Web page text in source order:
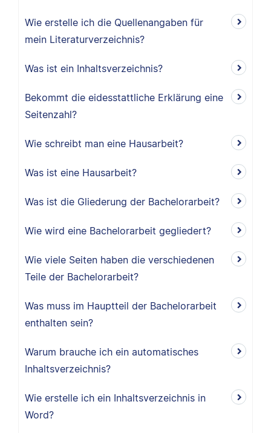
Wie erstelle ich die Quellenangaben für
mein Literaturverzeichnis?
Was ist ein Inhaltsverzeichnis?
Bekommt die eidesstattliche Erklärung eine
Seitenzahl?
Wie schreibt man eine Hausarbeit?
Was ist eine Hausarbeit?
Was ist die Gliederung der Bachelorarbeit?
Wie wird eine Bachelorarbeit gegliedert?
Wie viele Seiten haben die verschiedenen
Teile der Bachelorarbeit?
Was muss im Hauptteil der Bachelorarbeit
enthalten sein?
Warum brauche ich ein automatisches
Inhaltsverzeichnis?
Wie erstelle ich ein Inhaltsverzeichnis in
Word?